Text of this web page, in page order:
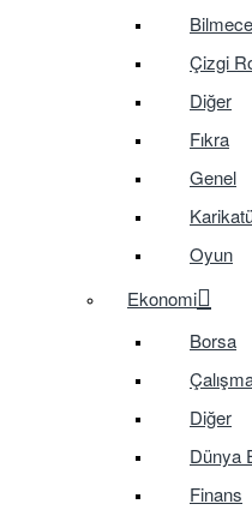
Çizgi
Diğer
Fıkra
Genel
Oyun
Ekonomi
Borsa
Diğer
Dünya
Finans